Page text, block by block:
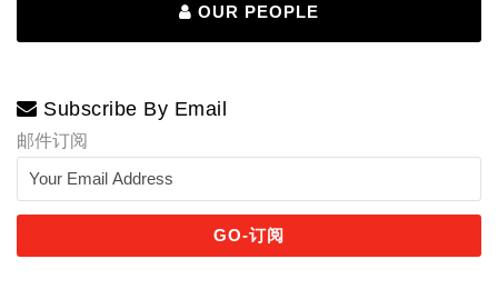
OUR PEOPLE
Subscribe By Email
邮件订阅